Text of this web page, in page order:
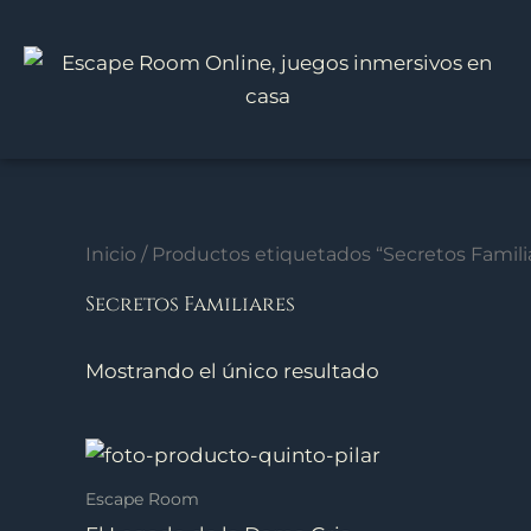
Inicio / Productos etiquetados “Secretos
Secretos Familiares
Mostrando el único resultado
Escape Room